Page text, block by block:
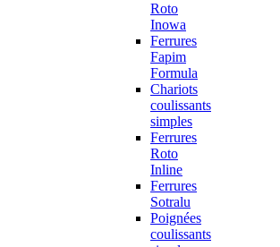
Roto
Inowa
Ferrures
Fapim
Formula
Chariots
coulissants
simples
Ferrures
Roto
Inline
Ferrures
Sotralu
Poignées
coulissants